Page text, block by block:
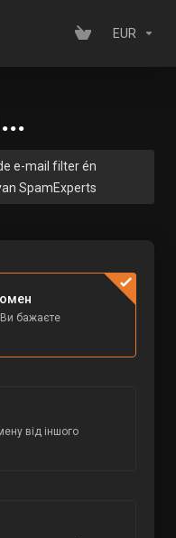
EUR
e-mail filter én
SpamExperts
Ви бажаєте
від іншого